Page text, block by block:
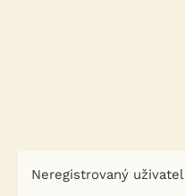
Neregistrovaný uživatel